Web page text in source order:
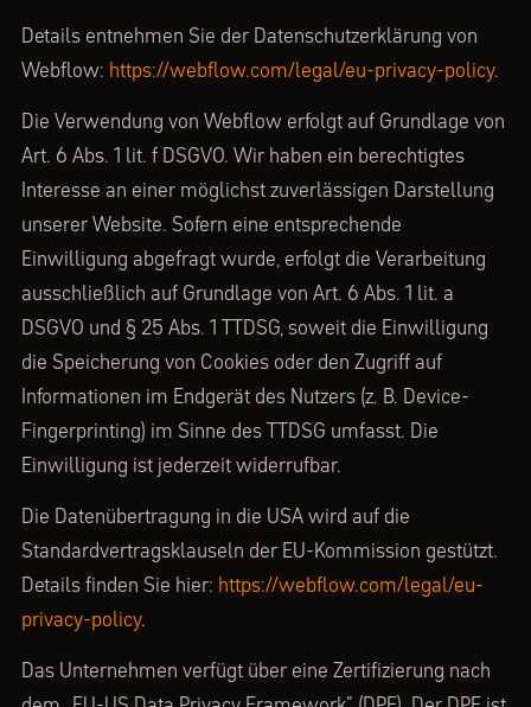
Details entnehmen Sie der Datenschutzerklärung von
Webflow: https://webflow.com/legal/eu-privacy-policy.
Die Verwendung von Webflow erfolgt auf Grundlage von
Art. 6 Abs. 1 lit. f DSGVO. Wir haben ein berechtigtes
Interesse an einer möglichst zuverlässigen Darstellung
unserer Website. Sofern eine entsprechende
Einwilligung abgefragt wurde, erfolgt die Verarbeitung
ausschließlich auf Grundlage von Art. 6 Abs. 1 lit. a
DSGVO und § 25 Abs. 1 TTDSG, soweit die Einwilligung
die Speicherung von Cookies oder den Zugriff auf
Informationen im Endgerät des Nutzers (z. B. Device-
Fingerprinting) im Sinne des TTDSG umfasst. Die
Einwilligung ist jederzeit widerrufbar.
Die Datenübertragung in die USA wird auf die
Standardvertragsklauseln der EU-Kommission gestützt.
Details finden Sie hier: https://webflow.com/legal/eu-
privacy-policy.
Das Unternehmen verfügt über eine Zertifizierung nach